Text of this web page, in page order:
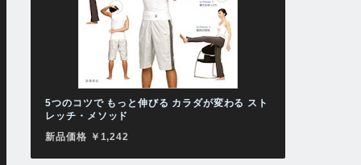
5つのコツで もっと伸びる カラダが変わる スト
レッチ・メソッド
新品価格 ￥1,242